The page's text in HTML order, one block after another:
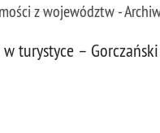
z województw -
turystyce –